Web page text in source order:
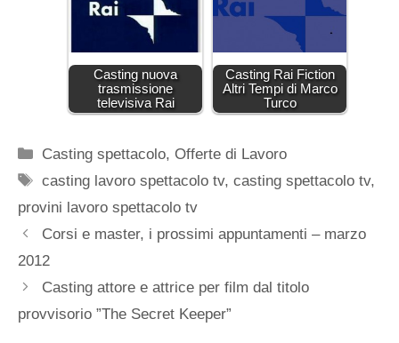
Casting nuova
trasmissione
televisiva Rai
Casting Rai Fiction
Altri Tempi di Marco
Turco
Categorie
Casting spettacolo,Offerte di Lavoro
Tag
casting lavoro spettacolo tv,casting spettacolo tv,
provini lavoro spettacolo tv
Corsi e master, i prossimi appuntamenti – marzo
2012
Casting attore e attrice per film dal titolo
provvisorio ”The Secret Keeper”